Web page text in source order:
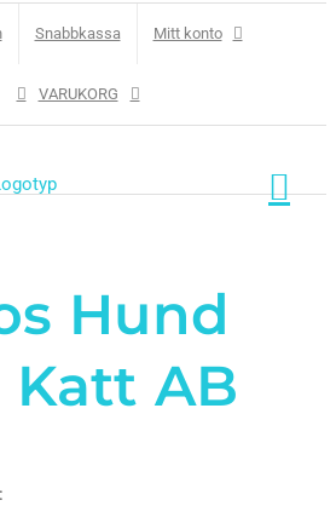
Snabbkassa Mitt konto
VARUKORG
Hund
AB